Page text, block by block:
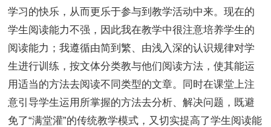
学习的快乐，从而更乐于参与到教学活动中来。现在的
学生阅读能力不强，因此我在教学中很注意培养学生的
阅读能力；我遵循由简到繁、由浅入深的认识规律对学
生进行训练，按文体分类教与他们阅读方法，使其能运
用适当的方法去阅读不同类型的文章。同时在课堂上注
意引导学生运用所掌握的方法去分析、解决问题，既避
免了“满堂灌”的传统教学模式，又切实提高了学生阅读能